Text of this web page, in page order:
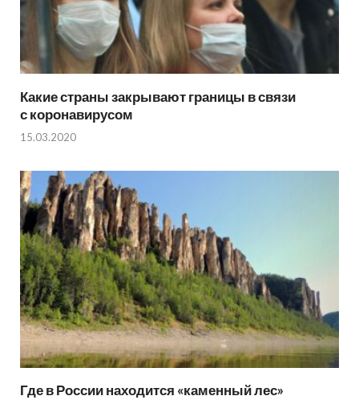
Какие страны закрывают границы в связи
с коронавирусом
15.03.2020
Где в России находится «каменный лес»